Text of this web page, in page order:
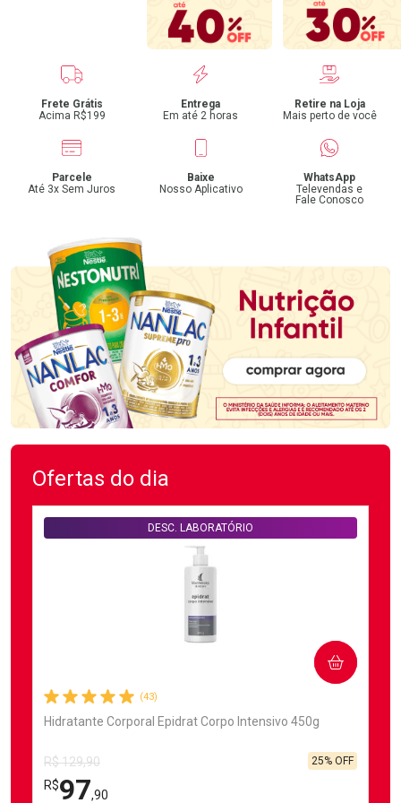
Benefícios
Frete Grátis
Acima R$199
Entrega
Em até 2 horas
Retire na Loja
Mais perto de você
Parcele
Até 3x Sem Juros
Baixe
Nosso Aplicativo
WhatsApp
Televendas e
Fale Conosco
Ofertas do dia
(43)
Hidratante Corporal Epidrat Corpo Intensivo 450g
DESC. LABORATÓRIO
R$ 129,90
R$97,90
25% OFF
COMPRAR